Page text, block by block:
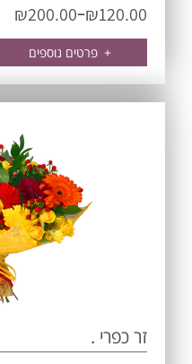
₪120.00
–
₪200.00
+ פרטים נוספים
זר כפרי .